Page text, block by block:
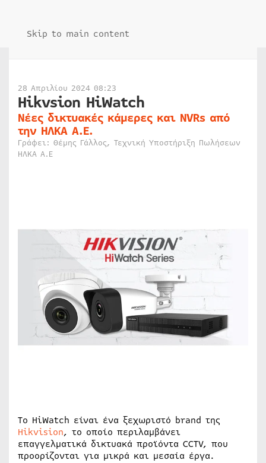
Skip to main content
28 Απριλίου 2024 08:23
Hikvsion HiWatch
Νέες δικτυακές κάμερες και NVRs από
την ΗΛΚΑ A.E.
Γράφει: Θέμης Γάλλος, Τεχνική Υποστήριξη Πωλήσεων
ΗΛΚΑ Α.Ε
To HiWatch είναι ένα ξεχωριστό brand της
Hikvision, το οποίο περιλαμβάνει
επαγγελματικά δικτυακά προϊόντα CCTV, που
προορίζονται για μικρά και μεσαία έργα.